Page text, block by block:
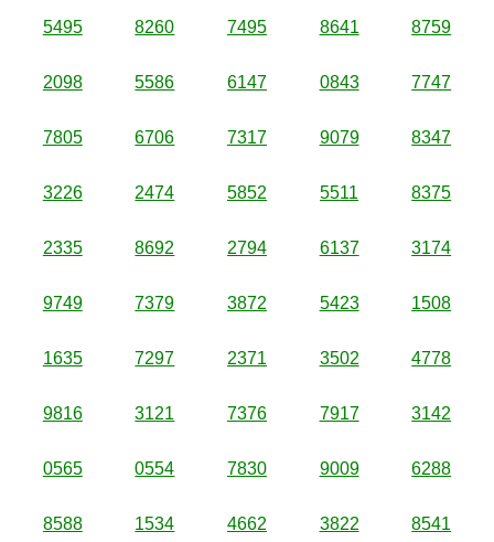
5495 8260 7495 8641 8759
2098 5586 6147 0843 7747
7805 6706 7317 9079 8347
3226 2474 5852 5511 8375
2335 8692 2794 6137 3174
9749 7379 3872 5423 1508
1635 7297 2371 3502 4778
9816 3121 7376 7917 3142
0565 0554 7830 9009 6288
8588 1534 4662 3822 8541